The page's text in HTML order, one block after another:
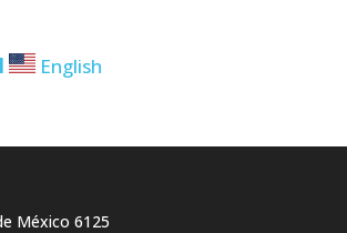
English
México 6125